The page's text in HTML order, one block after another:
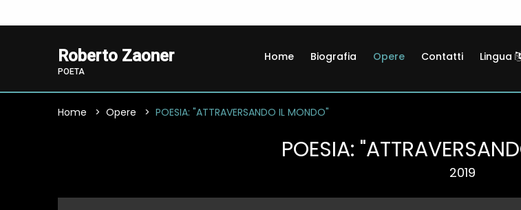
Roberto Zaoner
POETA
Home Biografia Opere Contatti Lingua
Home Opere POESIA: "ATTRAVERSANDO IL MONDO"
POESIA:
2019